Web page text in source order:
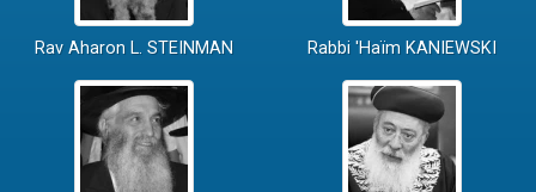
Rav Aharon L. STEINMAN Rabbi 'Haïm KANIEWSKI